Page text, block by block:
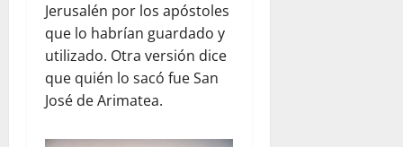
Jerusalén por los apóstoles
que lo habrían guardado y
utilizado. Otra versión dice
que quién lo sacó fue San
José de Arimatea.